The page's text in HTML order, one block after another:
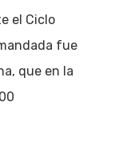
el Ciclo
fue
que en la